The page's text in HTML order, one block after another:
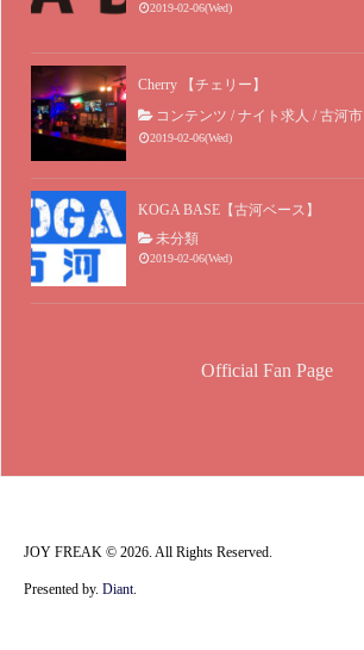
2019-02-06(Wed)
Cherry 【チェリー】
コンテンツ / ナイト求人 / 古河市
2019-02-06(Wed)
KOGA BASE【古河ベース】
未分類
2019-02-06(Wed)
Official Fan Page
JOY FREAK © 2026. All Rights Reserved.
Presented by. Diant.